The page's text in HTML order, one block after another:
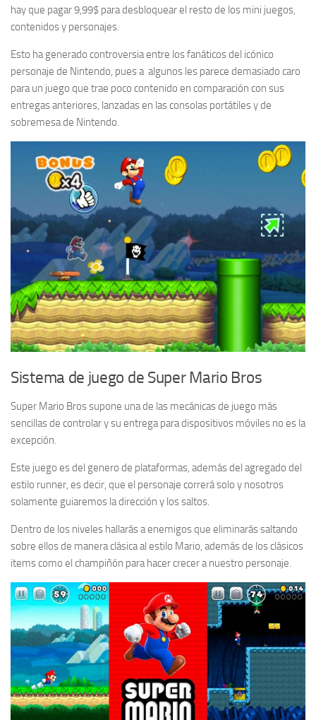
hay que pagar 9,99$ para desbloquear el resto de los mini juegos,
contenidos y personajes.
Esto ha generado controversia entre los fanáticos del icónico
personaje de Nintendo, pues a algunos les parece demasiado caro
para un juego que trae poco contenido en comparación con sus
entregas anteriores, lanzadas en las consolas portátiles y de
sobremesa de Nintendo.
Sistema de juego de Super Mario Bros
Super Mario Bros supone una de las mecánicas de juego más
sencillas de controlar y su entrega para dispositivos móviles no es la
excepción.
Este juego es del genero de plataformas, además del agregado del
estilo runner, es decir, que el personaje correrá solo y nosotros
solamente guiaremos la dirección y los saltos.
Dentro de los niveles hallarás a enemigos que eliminarás saltando
sobre ellos de manera clásica al estilo Mario, además de los clásicos
items como el champiñón para hacer crecer a nuestro personaje.